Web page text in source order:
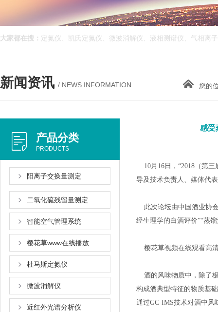
大家都在搜： 定氮仪、凯氏定氮仪、微波消解仪、液相测谱仪、气相
新闻资讯 / NEWS INFORMATION 您的位
产品分类
PRODUCTS
阳离子交换量测定
二氧化硫残留量测定
智能空气管理系统
樱花草www在线播放
杜马斯定氮仪
微波消解仪
近红外光谱分析仪
感受
10月16日，“2018（第
导及技术负责人、媒体代
此次论坛由中国酒业协会
经生理学的白酒评价”“蒸馏
樱花草视频在线观看高清
酒的风味物质中，除了
构成酒典型特征的物质基础
通过GC-IMS技术对酒中风味